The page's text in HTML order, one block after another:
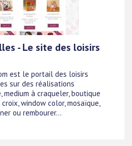
- Le site des loisirs
est le portail des loisirs
sur des réalisations
à craqueler, boutique
window color, mosaïque,
ou rembourer...